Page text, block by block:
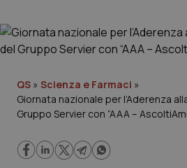
Governo e Parlamento
Regioni e Asl
QS » Scienza e Farmaci »
Giornata nazionale per l’Aderenza
Gruppo Servier con “AAA –